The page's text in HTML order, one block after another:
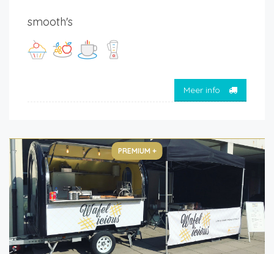
smooth's
Meer info
PREMIUM +